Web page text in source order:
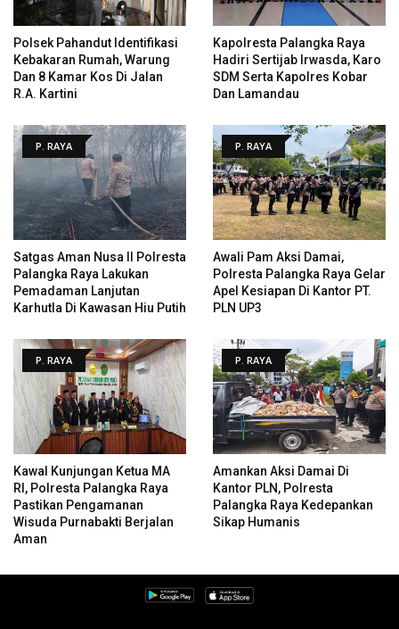
Polsek Pahandut Identifikasi
Kebakaran Rumah, Warung
Dan 8 Kamar Kos Di Jalan
R.A. Kartini
Kapolresta Palangka Raya
Hadiri Sertijab Irwasda, Karo
SDM Serta Kapolres Kobar
Dan Lamandau
P. RAYA
Satgas Aman Nusa II Polresta
Palangka Raya Lakukan
Pemadaman Lanjutan
Karhutla Di Kawasan Hiu Putih
P. RAYA
Awali Pam Aksi Damai,
Polresta Palangka Raya Gelar
Apel Kesiapan Di Kantor PT.
PLN UP3
P. RAYA
Kawal Kunjungan Ketua MA
RI, Polresta Palangka Raya
Pastikan Pengamanan
Wisuda Purnabakti Berjalan
Aman
P. RAYA
Amankan Aksi Damai Di
Kantor PLN, Polresta
Palangka Raya Kedepankan
Sikap Humanis